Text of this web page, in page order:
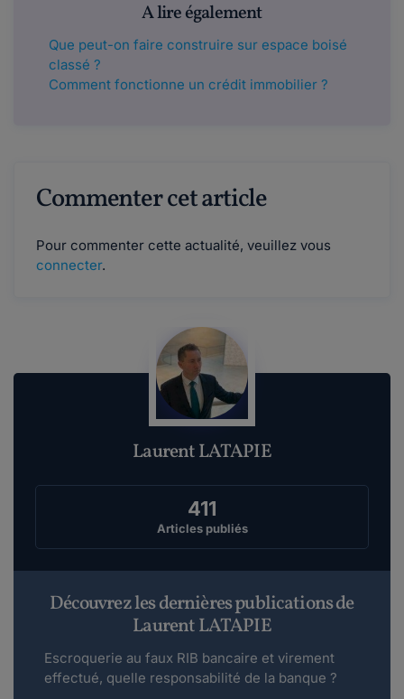
A lire également
Que peut-on faire construire sur espace boisé
classé ?
Comment fonctionne un crédit immobilier ?
Commenter cet article
Pour commenter cette actualité, veuillez vous
connecter.
Laurent LATAPIE
411
Articles publiés
Découvrez les dernières publications de
Laurent LATAPIE
Escroquerie au faux RIB bancaire et virement
effectué, quelle responsabilité de la banque ?